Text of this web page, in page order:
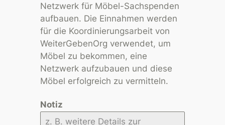
Netzwerk für Möbel-Sachspenden
aufbauen. Die Einnahmen werden
für die Koordinierungsarbeit von
WeiterGebenOrg verwendet, um
Möbel zu bekommen, eine
Netzwerk aufzubauen und diese
Möbel erfolgreich zu vermitteln.
Notiz